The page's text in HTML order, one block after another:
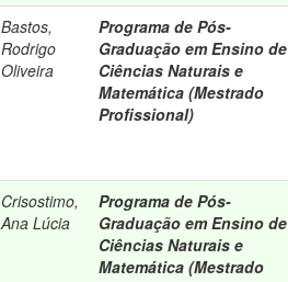
Bastos,
Rodrigo
Oliveira
Programa de Pós-
Graduação em Ensino de
Ciências Naturais e
Matemática (Mestrado
Profissional)
Crisostimo,
Ana Lúcia
Programa de Pós-
Graduação em Ensino de
Ciências Naturais e
Matemática (Mestrado